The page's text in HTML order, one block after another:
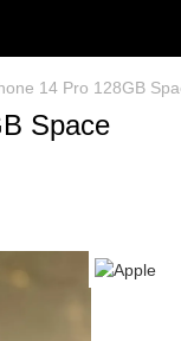
14 Pro 128GB
Space